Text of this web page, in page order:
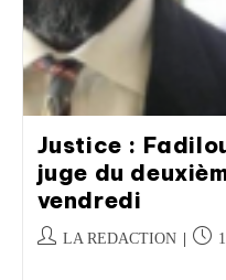
Justice :
juge du
vendredi
LA REDACTION